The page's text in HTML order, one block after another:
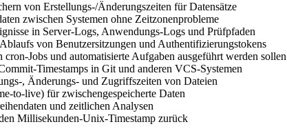
von Erstellungs-/Änderungszeiten für Datensätze
zwischen Systemen ohne Zeitzonenprobleme
in Server-Logs, Anwendungs-Logs und Prüfpfaden
von Benutzersitzungen und Authentifizierungstokens
Jobs und automatisierte Aufgaben ausgeführt werden sollen
Timestamps in Git und anderen VCS-Systemen
, Änderungs- und Zugriffszeiten von Dateien
to-live) für zwischengespeicherte Daten
und zeitlichen Analysen
Millisekunden-Unix-Timestamp zurück